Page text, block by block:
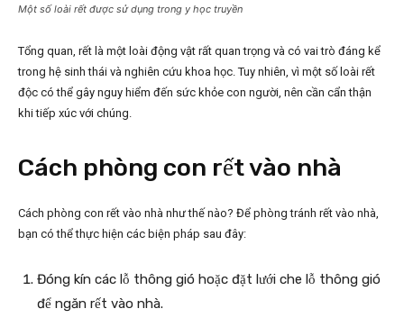
Một số loài rết được sử dụng trong y học truyền
Tổng quan, rết là một loài động vật rất quan trọng và có vai trò đáng kể
trong hệ sinh thái và nghiên cứu khoa học. Tuy nhiên, vì một số loài rết
độc có thể gây nguy hiểm đến sức khỏe con người, nên cần cẩn thận
khi tiếp xúc với chúng.
Cách phòng con rết vào nhà
Cách phòng con rết vào nhà như thế nào? Để phòng tránh rết vào nhà,
bạn có thể thực hiện các biện pháp sau đây:
Đóng kín các lỗ thông gió hoặc đặt lưới che lỗ thông gió
để ngăn rết vào nhà.